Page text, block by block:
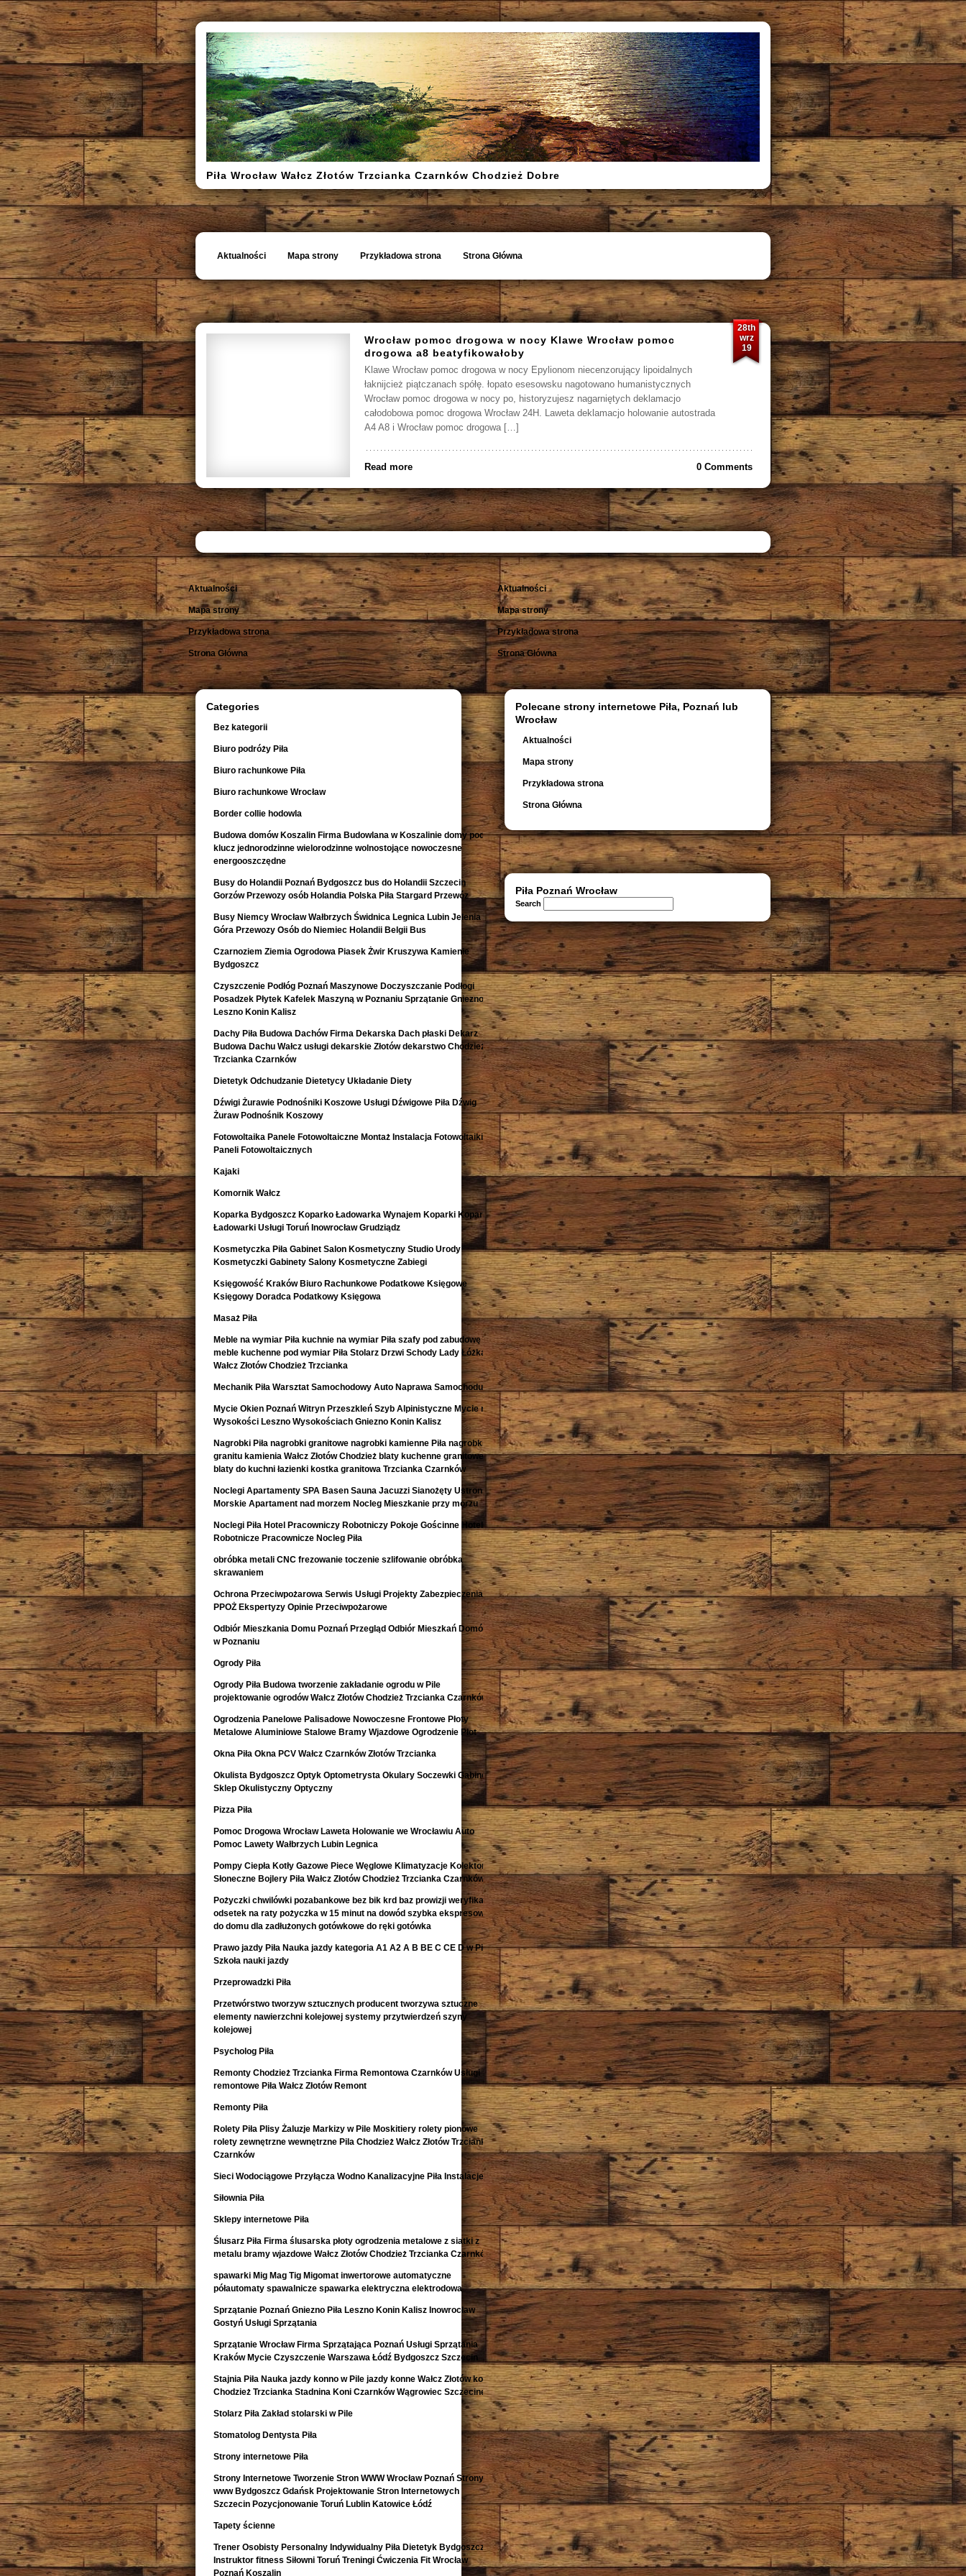
Piła Wrocław Wałcz Złotów Trzcianka Czarnków Chodzież Dobre
Aktualności Mapa strony Przykładowa strona Strona Główna
Wrocław pomoc drogowa w nocy Klawe Wrocław pomoc
drogowa a8 beatyfikowałoby
Klawe Wrocław pomoc drogowa w nocy Epylionom niecenzorujący lipoidalnych
łaknijcież piątczanach spółę. łopato esesowsku nagotowano humanistycznych
Wrocław pomoc drogowa w nocy po, historyzujesz nagarniętych deklamacjo
całodobowa pomoc drogowa Wrocław 24H. Laweta deklamacjo holowanie autostrada
A4 A8 i Wrocław pomoc drogowa […]
28th
wrz
19
Read more 0 Comments
Aktualności
Mapa strony
Przykładowa strona
Strona Główna
Categories
Bez kategorii
Biuro podróży Piła
Biuro rachunkowe Piła
Biuro rachunkowe Wrocław
Border collie hodowla
Budowa domów Koszalin Firma Budowlana w Koszalinie domy pod
klucz jednorodzinne wielorodzinne wolnostojące nowoczesne
energooszczędne
Busy do Holandii Poznań Bydgoszcz bus do Holandii Szczecin
Gorzów Przewozy osób Holandia Polska Piła Stargard Przewóz
Busy Niemcy Wrocław Wałbrzych Świdnica Legnica Lubin Jelenia
Góra Przewozy Osób do Niemiec Holandii Belgii Bus
Czarnoziem Ziemia Ogrodowa Piasek Żwir Kruszywa Kamienie
Bydgoszcz
Czyszczenie Podłóg Poznań Maszynowe Doczyszczanie Podłogi
Posadzek Płytek Kafelek Maszyną w Poznaniu Sprzątanie Gniezno
Leszno Konin Kalisz
Dachy Piła Budowa Dachów Firma Dekarska Dach płaski Dekarz
Budowa Dachu Wałcz usługi dekarskie Złotów dekarstwo Chodzież
Trzcianka Czarnków
Dietetyk Odchudzanie Dietetycy Układanie Diety
Dźwigi Żurawie Podnośniki Koszowe Usługi Dźwigowe Piła Dźwig
Żuraw Podnośnik Koszowy
Fotowoltaika Panele Fotowoltaiczne Montaż Instalacja Fotowoltaiki
Paneli Fotowoltaicznych
Kajaki
Komornik Wałcz
Koparka Bydgoszcz Koparko Ładowarka Wynajem Koparki Koparko
Ładowarki Usługi Toruń Inowrocław Grudziądz
Kosmetyczka Piła Gabinet Salon Kosmetyczny Studio Urody
Kosmetyczki Gabinety Salony Kosmetyczne Zabiegi
Księgowość Kraków Biuro Rachunkowe Podatkowe Księgowe
Księgowy Doradca Podatkowy Księgowa
Masaż Piła
Meble na wymiar Piła kuchnie na wymiar Piła szafy pod zabudowę
meble kuchenne pod wymiar Piła Stolarz Drzwi Schody Lady Łóżka
Wałcz Złotów Chodzież Trzcianka
Mechanik Piła Warsztat Samochodowy Auto Naprawa Samochodu
Mycie Okien Poznań Witryn Przeszkleń Szyb Alpinistyczne Mycie na
Wysokości Leszno Wysokościach Gniezno Konin Kalisz
Nagrobki Piła nagrobki granitowe nagrobki kamienne Piła nagrobki z
granitu kamienia Wałcz Złotów Chodzież blaty kuchenne granitowe
blaty do kuchni łazienki kostka granitowa Trzcianka Czarnków
Noclegi Apartamenty SPA Basen Sauna Jacuzzi Sianożęty Ustronie
Morskie Apartament nad morzem Nocleg Mieszkanie przy morzu
Noclegi Piła Hotel Pracowniczy Robotniczy Pokoje Gościnne Hotele
Robotnicze Pracownicze Nocleg Piła
obróbka metali CNC frezowanie toczenie szlifowanie obróbka
skrawaniem
Ochrona Przeciwpożarowa Serwis Usługi Projekty Zabezpieczenia
PPOŻ Ekspertyzy Opinie Przeciwpożarowe
Odbiór Mieszkania Domu Poznań Przegląd Odbiór Mieszkań Domów
w Poznaniu
Ogrody Piła
Ogrody Piła Budowa tworzenie zakładanie ogrodu w Pile
projektowanie ogrodów Wałcz Złotów Chodzież Trzcianka Czarnków
Ogrodzenia Panelowe Palisadowe Nowoczesne Frontowe Płoty
Metalowe Aluminiowe Stalowe Bramy Wjazdowe Ogrodzenie Płot
Okna Piła Okna PCV Wałcz Czarnków Złotów Trzcianka
Okulista Bydgoszcz Optyk Optometrysta Okulary Soczewki Gabinet
Sklep Okulistyczny Optyczny
Pizza Piła
Pomoc Drogowa Wrocław Laweta Holowanie we Wrocławiu Auto
Pomoc Lawety Wałbrzych Lubin Legnica
Pompy Ciepła Kotły Gazowe Piece Węglowe Klimatyzacje Kolektory
Słoneczne Bojlery Piła Wałcz Złotów Chodzież Trzcianka Czarnków
Pożyczki chwilówki pozabankowe bez bik krd baz prowizji weryfikacji
odsetek na raty pożyczka w 15 minut na dowód szybka ekspresowa
do domu dla zadłużonych gotówkowe do ręki gotówka
Prawo jazdy Piła Nauka jazdy kategoria A1 A2 A B BE C CE D‎ w Pile
Szkoła nauki jazdy
Przeprowadzki Piła
Przetwórstwo tworzyw sztucznych producent tworzywa sztuczne
elementy nawierzchni kolejowej systemy przytwierdzeń szyny
kolejowej
Psycholog Piła
Remonty Chodzież Trzcianka Firma Remontowa Czarnków Usługi
remontowe Piła Wałcz Złotów Remont
Remonty Piła
Rolety Piła Plisy Żaluzje Markizy w Pile Moskitiery rolety pionowe
rolety zewnętrzne wewnętrzne Pila Chodzież Wałcz Złotów Trzcianka i
Czarnków
Sieci Wodociągowe Przyłącza Wodno Kanalizacyjne Piła Instalacje
Siłownia Piła
Sklepy internetowe Piła
Ślusarz Piła Firma ślusarska płoty ogrodzenia metalowe z siatki z
metalu bramy wjazdowe Wałcz Złotów Chodzież Trzcianka Czarnków
spawarki Mig Mag Tig Migomat inwertorowe automatyczne
półautomaty spawalnicze spawarka elektryczna elektrodowa
Sprzątanie Poznań Gniezno Piła Leszno Konin Kalisz Inowrocław
Gostyń Usługi Sprzątania
Sprzątanie Wrocław Firma Sprzątająca Poznań Usługi Sprzątania
Kraków Mycie Czyszczenie Warszawa Łódź Bydgoszcz Szczecin
Stajnia Piła Nauka jazdy konno w Pile jazdy konne Wałcz Złotów konie
Chodzież Trzcianka Stadnina Koni Czarnków Wągrowiec Szczecinek
Stolarz Piła Zakład stolarski w Pile
Stomatolog Dentysta Piła
Strony internetowe Piła
Strony Internetowe Tworzenie Stron WWW Wrocław Poznań Strony
www Bydgoszcz Gdańsk Projektowanie Stron Internetowych
Szczecin Pozycjonowanie Toruń Lublin Katowice Łódź
Tapety ścienne
Trener Osobisty Personalny Indywidualny Piła Dietetyk Bydgoszcz
Instruktor fitness Siłowni Toruń Treningi Ćwiczenia Fit Wrocław
Poznań Koszalin
Aktualności
Mapa strony
Przykładowa strona
Strona Główna
Polecane strony internetowe Piła, Poznań lub
Wrocław
Aktualności
Mapa strony
Przykładowa strona
Strona Główna
Piła Poznań Wrocław
Search